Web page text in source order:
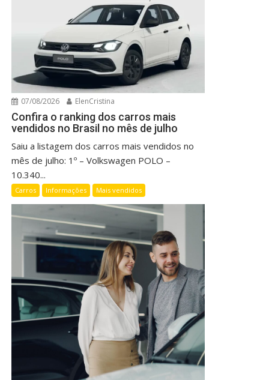
07/08/2026 ElenCristina
Confira o ranking dos carros mais
vendidos no Brasil no mês de julho
Saiu a listagem dos carros mais vendidos no
mês de julho: 1º – Volkswagen POLO –
10.340...
Carros Informações Mais vendidos